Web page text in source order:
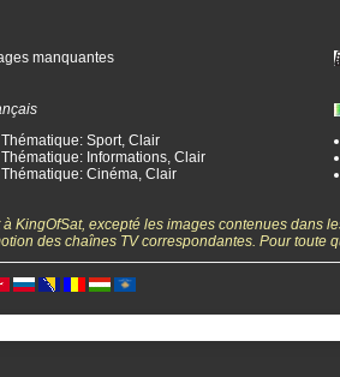
manquantes
Thématique: Sport, Clair
Thématique: Informations, Clair
Thématique: Cinéma, Clair
KingOfSat, excepté les images contenues
des chaînes TV correspondantes. Pour toute